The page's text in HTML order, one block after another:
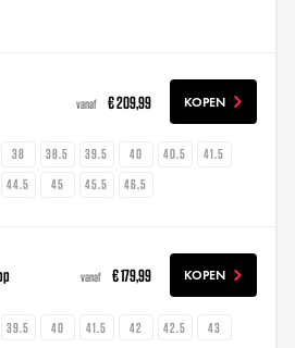
vanaf € 209,99 KOPEN
38 38.5 39.5 40 40.5
41.5
44.5 45 45.5 46.5
vanaf € 179,99 KOPEN
39.5 40 41.5 42 42.5
43